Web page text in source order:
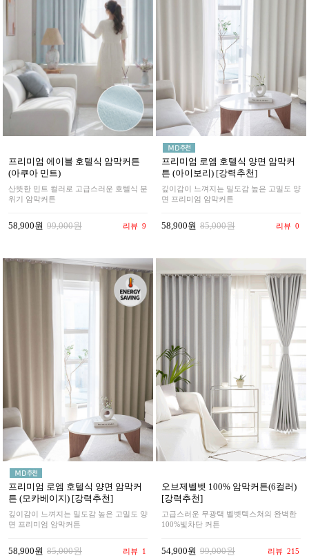
프리미엄 에이블 호텔식 암막커튼
(아쿠아 민트)
산뜻한 민트 컬러로 고급스러운 호텔식 분
위기 암막커튼
58,900원 99,000원 리뷰 9
프리미엄 로엠 호텔식 양면 암막커
튼 (아이보리) [강력추천]
깊이감이 느껴지는 밀도감 높은 고밀도 양
면 프리미엄 암막커튼
58,900원 85,000원 리뷰 0
프리미엄 로엠 호텔식 양면 암막커
튼 (모카베이지) [강력추천]
깊이감이 느껴지는 밀도감 높은 고밀도 양
면 프리미엄 암막커튼
58,900원 85,000원 리뷰 1
오브제벨벳 100% 암막커튼(6컬러)
[강력추천]
고급스러운 무광택 벨벳텍스쳐의 완벽한
100%빛차단 커튼
54,900원 99,000원 리뷰 215